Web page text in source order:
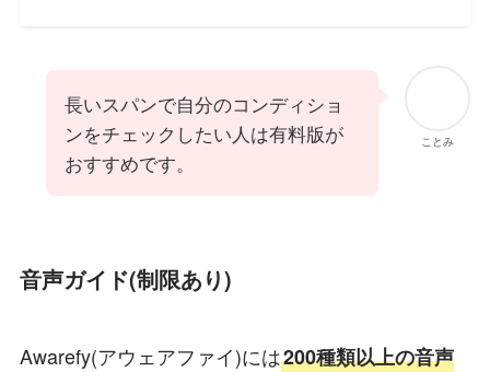
ことみ
長いスパンで自分のコンディショ
ンをチェックしたい人は有料版が
おすすめです。
音声ガイド(制限あり)
Awarefy(アウェアファイ)には200種類以上の音声